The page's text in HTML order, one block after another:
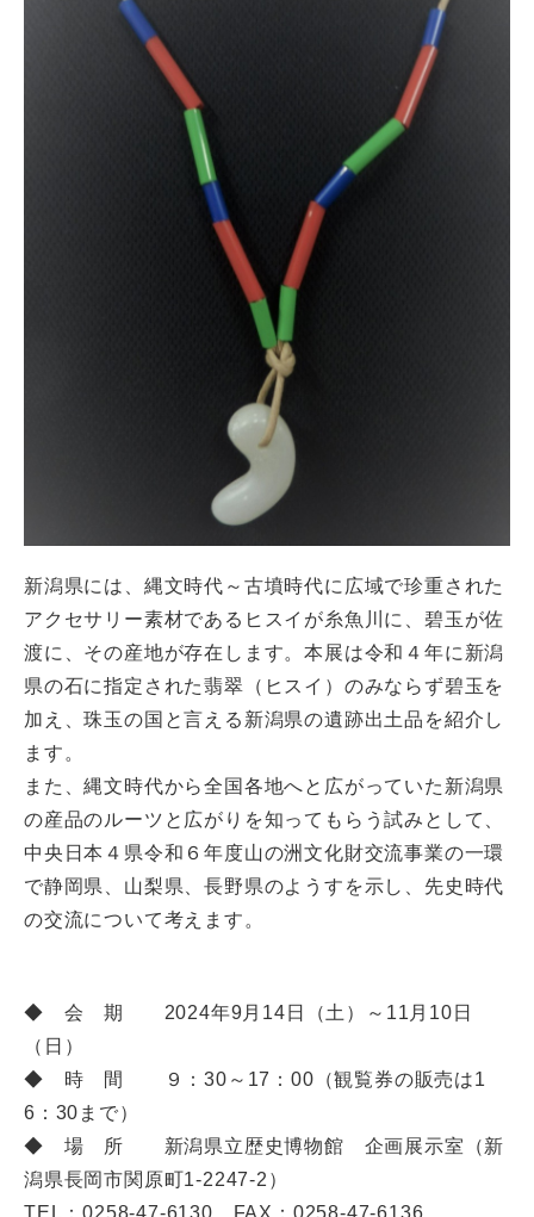
新潟県には、縄文時代～古墳時代に広域で珍重された
アクセサリー素材であるヒスイが糸魚川に、碧玉が佐
渡に、その産地が存在します。本展は令和４年に新潟
県の石に指定された翡翠（ヒスイ）のみならず碧玉を
加え、珠玉の国と言える新潟県の遺跡出土品を紹介し
ます。
また、縄文時代から全国各地へと広がっていた新潟県
の産品のルーツと広がりを知ってもらう試みとして、
中央日本４県令和６年度山の洲文化財交流事業の一環
で静岡県、山梨県、長野県のようすを示し、先史時代
の交流について考えます。
◆ 会 期 2024年9月14日（土）～11月10日
（日）
◆ 時 間 ９：30～17：00（観覧券の販売は1
6：30まで）
◆ 場 所 新潟県立歴史博物館 企画展示室（新
潟県長岡市関原町1-2247-2）
TEL：0258-47-6130 FAX：0258-47-6136